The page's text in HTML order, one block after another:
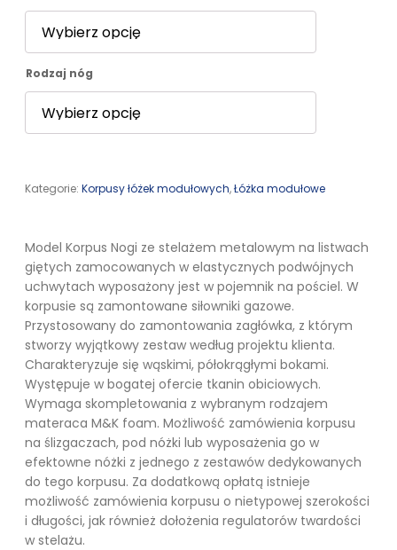
Rodzaj nóg
Kategorie: Korpusy łóżek modułowych,Łóżka modułowe
Model Korpus Nogi ze stelażem metalowym na listwach
giętych zamocowanych w elastycznych podwójnych
uchwytach wyposażony jest w pojemnik na pościel. W
korpusie są zamontowane siłowniki gazowe.
Przystosowany do zamontowania zagłówka, z którym
stworzy wyjątkowy zestaw według projektu klienta.
Charakteryzuje się wąskimi, półokrągłymi bokami.
Występuje w bogatej ofercie tkanin obiciowych.
Wymaga skompletowania z wybranym rodzajem
materaca M&K foam. Możliwość zamówienia korpusu
na ślizgaczach, pod nóżki lub wyposażenia go w
efektowne nóżki z jednego z zestawów dedykowanych
do tego korpusu. Za dodatkową opłatą istnieje
możliwość zamówienia korpusu o nietypowej szerokości
i długości, jak również dołożenia regulatorów twardości
w stelażu.